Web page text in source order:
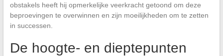
obstakels heeft hij opmerkelijke veerkracht getoond om deze
beproevingen te overwinnen en zijn moeilijkheden om te zetten
in successen.
De hoogte- en dieptepunten